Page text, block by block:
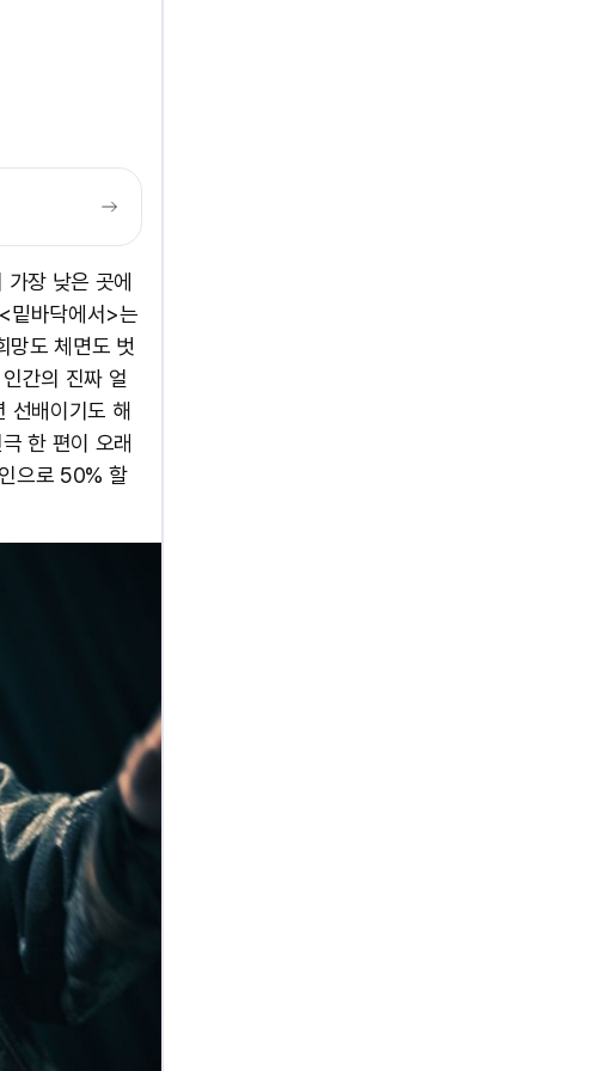
장 낮은 곳에
밑바닥에서>는
망도 체면도 벗
간의 진짜 얼
선배이기도 해
한 편이 오래
으로 50% 할